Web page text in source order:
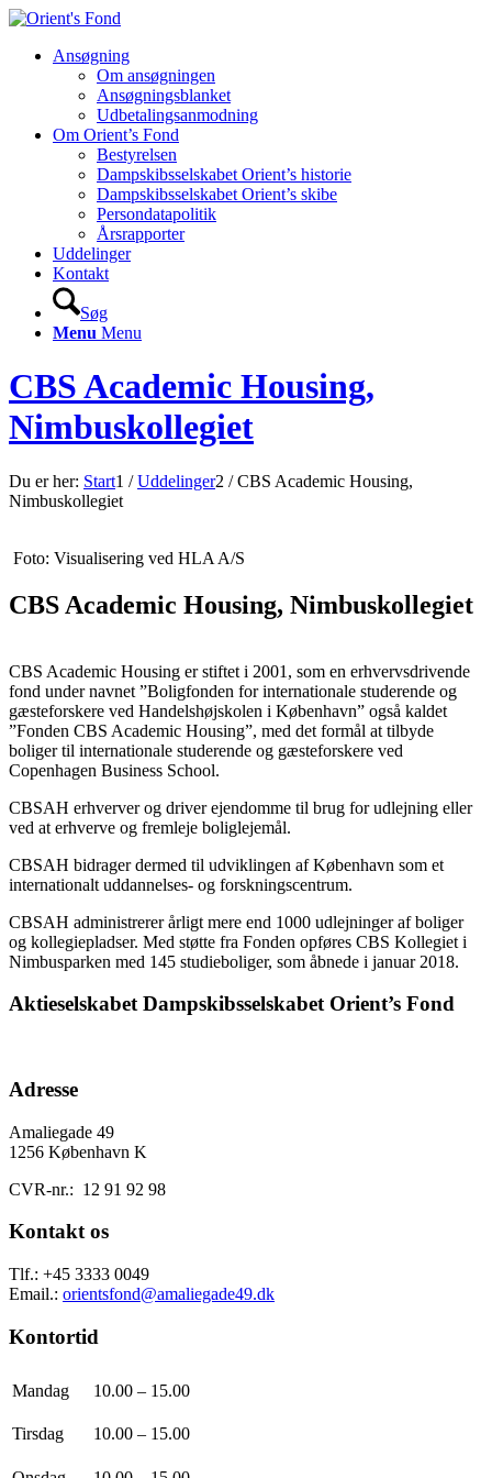
Ansøgning
Om ansøgningen
Ansøgningsblanket
Udbetalingsanmodning
Om Orient’s Fond
Bestyrelsen
Dampskibsselskabet Orient’s historie
Dampskibsselskabet Orient’s skibe
Persondatapolitik
Årsrapporter
Uddelinger
Kontakt
Søg
Menu Menu
CBS Academic Housing,
Nimbuskollegiet
Du er her: Start1 / Uddelinger2 / CBS Academic Housing,
Nimbuskollegiet
Foto: Visualisering ved HLA A/S
CBS Academic Housing, Nimbuskollegiet
CBS Academic Housing er stiftet i 2001, som en erhvervsdrivende
fond under navnet ”Boligfonden for internationale studerende og
gæsteforskere ved Handelshøjskolen i København” også kaldet
”Fonden CBS Academic Housing”, med det formål at tilbyde
boliger til internationale studerende og gæsteforskere ved
Copenhagen Business School.
CBSAH erhverver og driver ejendomme til brug for udlejning eller
ved at erhverve og fremleje boliglejemål.
CBSAH bidrager dermed til udviklingen af København som et
internationalt uddannelses- og forskningscentrum.
CBSAH administrerer årligt mere end 1000 udlejninger af boliger
og kollegiepladser. Med støtte fra Fonden opføres CBS Kollegiet i
Nimbusparken med 145 studieboliger, som åbnede i januar 2018.
Aktieselskabet Dampskibsselskabet Orient’s Fond
Adresse
Amaliegade 49
1256 København K
CVR-nr.: 12 91 92 98
Kontakt os
Tlf.: +45 3333 0049
Email.: orientsfond@amaliegade49.dk
Kontortid
Mandag 10.00 – 15.00
Tirsdag 10.00 – 15.00